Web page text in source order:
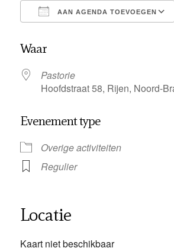
AAN AGENDA TOEVOEGEN
Waar
Pastorie
Hoofdstraat 58, Rijen, Noord-
Evenement type
Overige activiteiten
Regulier
Locatie
Kaart niet beschikbaar